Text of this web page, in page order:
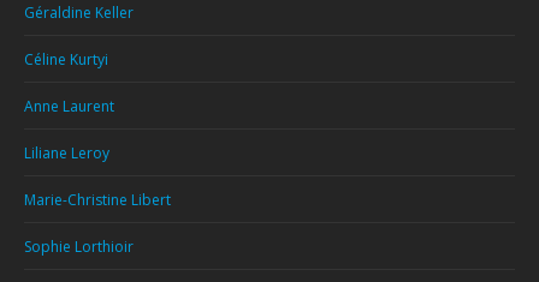
Géraldine Keller
Céline Kurtyi
Anne Laurent
Liliane Leroy
Marie-Christine Libert
Sophie Lorthioir